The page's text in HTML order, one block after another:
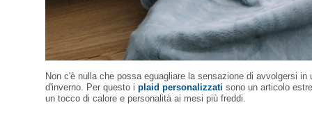
Non c'è nulla che possa eguagliare la sensazione di avvolgersi
d'inverno. Per questo i plaid personalizzati sono un articolo
un tocco di calore e personalità ai mesi più freddi.